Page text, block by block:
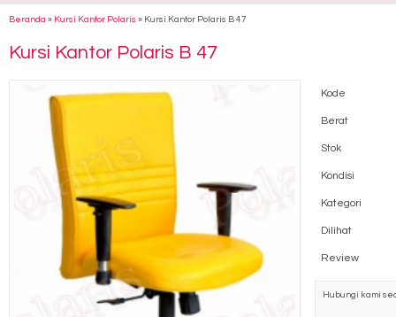
Beranda » Kursi Kantor Polaris » Kursi Kantor Polaris B 47
Kursi Kantor Polaris B 47
Kode
Berat
Stok
Kondisi
Kategori
Dilihat
Review
Hubungi kami